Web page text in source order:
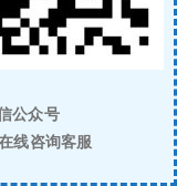
公众号
线咨询客服